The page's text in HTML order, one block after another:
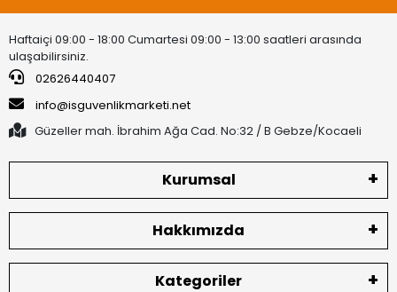
Haftaiçi 09:00 - 18:00 Cumartesi 09:00 - 13:00 saatleri arasında
ulaşabilirsiniz.
02626440407
info@isguvenlikmarketi.net
Güzeller mah. İbrahim Ağa Cad. No:32 / B Gebze/Kocaeli
Kurumsal
Hakkımızda
Kategoriler